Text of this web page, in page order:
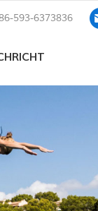
593-6373836